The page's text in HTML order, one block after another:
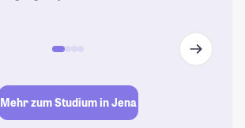
Mehr zum Studium in Jena